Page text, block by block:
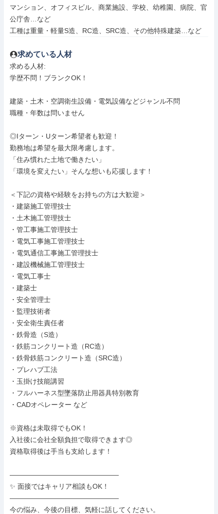
マンション、オフィスビル、商業施設、学校、幼稚園、病院、官
公庁舎…など
工種は重量・軽量S造、RC造、SRC造、その他特殊建築…など
求めている人材
求める人材:
学歴不問！ブランクOK！
建築・土木・空調衛生設備・電気設備などジャンル不問
職種・年数は問いません
◎Iターン・Uターン希望者も歓迎！
勤務地は希望を最大限考慮します。
「住み慣れた土地で働きたい」
「環境を変えたい」そんな想いも応援します！
＜下記の資格や経験をお持ちの方は大歓迎＞
・建築施工管理技士
・土木施工管理技士
・管工事施工管理技士
・電気工事施工管理技士
・電気通信工事施工管理技士
・建設機械施工管理技士
・電気工事士
・建築士
・安全管理士
・監理技術者
・安全衛生責任者
・鉄骨造（S造）
・鉄筋コンクリート造（RC造）
・鉄骨鉄筋コンクリート造（SRC造）
・プレハブ工法
・玉掛け技能講習
・フルハーネス型墜落防止用器具特別教育
・CADオペレーター など
※資格は未取得でもOK！
入社後に会社全額負担で取得できます◎
資格取得後は手当も支給します！
――――――――――――――――
✨ 面接ではキャリア相談もOK！
――――――――――――――――
今の悩み、今後の目標、気軽に話してください。